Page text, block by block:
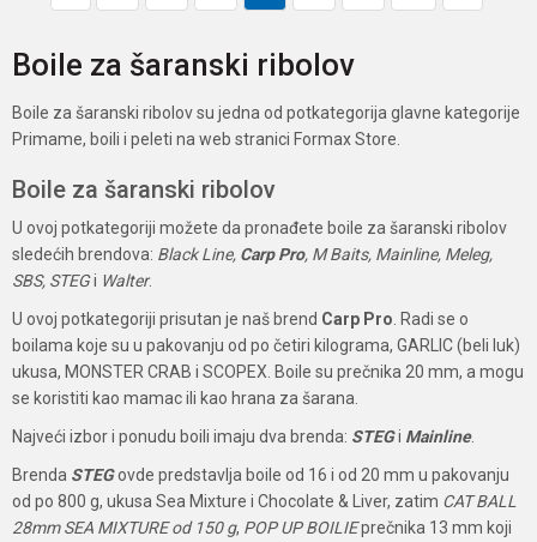
Boile za šaranski ribolov
Boile za šaranski ribolov su jedna od potkategorija glavne kategorije
Primame, boili i peleti na web stranici Formax Store.
Boile za šaranski ribolov
U ovoj potkategoriji možete da pronađete boile za šaranski ribolov
sledećih brendova: Black Line, Carp Pro, M Baits, Mainline, Meleg,
SBS, STEGi Walter.
U ovoj potkategoriji prisutan je naš brend Carp Pro . Radi se o
boilama koje su u pakovanju od po četiri kilograma, GARLIC (beli luk)
ukusa, MONSTER CRAB i SCOPEX. Boile su prečnika 20 mm, a mogu
se koristiti kao mamac ili kao hrana za šarana.
Najveći izbor i ponudu boili imaju dva brenda: STEGi Mainline.
Brenda STEGovde predstavlja boile od 16 i od 20 mm u pakovanju
od po 800 g, ukusa Sea Mixture i Chocolate & Liver, zatim CAT BALL
28mm SEA MIXTURE od 150 g, POP UP BOILIEprečnika 13 mm koji